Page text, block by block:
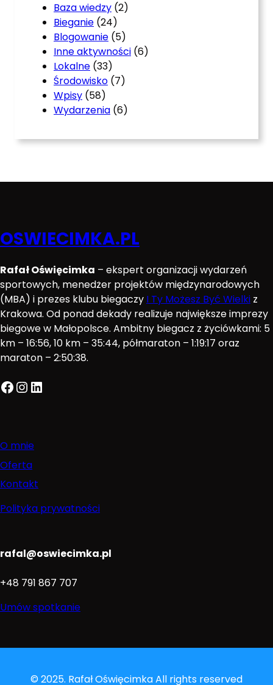
Baza wiedzy (2)
Bieganie (24)
Blogowanie (5)
Inne aktywności (6)
Lokalne (33)
Środowisko (7)
Wpisy (58)
Wydarzenia (6)
OSWIECIMKA.PL
Rafał Oświęcimka – ekspert organizacji wydarzeń
sportowych, menedżer projektów międzynarodowych
(MBA) i prezes klubu biegaczy I Ty Możesz Być Wielki z
Krakowa. Od ponad dekady realizuje największe imprezy
biegowe w Małopolsce. Ambitny biegacz z życiówkami: 5
km – 16:56, 10 km – 35:44, półmaraton – 1:19:17 oraz
maraton – 2:50:38.
Facebook InstagramLinkedIn
O mnie
Oferta
Kontakt
Polityka prywatności
rafal@oswiecimka.pl
+48 791 867 707
Umów spotkanie
© 2025. Rafał Oświęcimka All rights reserved